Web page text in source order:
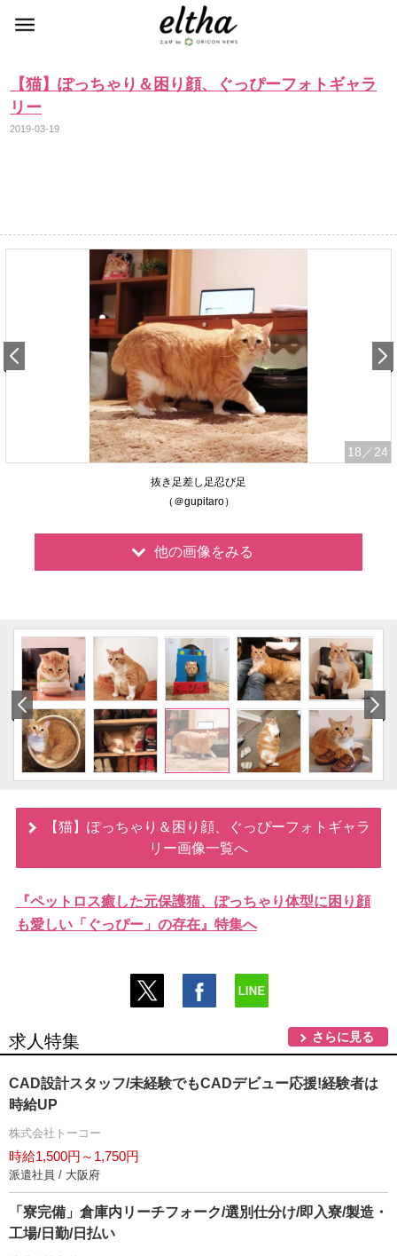
【猫】ぽっちゃり＆困り顔、ぐっぴーフォトギャラ
リー
2019-03-19
18 ／24
抜き足差し足忍び足
（＠gupitaro）
他の画像をみる
【猫】ぽっちゃり＆困り顔、ぐっぴーフォトギャラ
リー画像一覧へ
『ペットロス癒した元保護猫、ぽっちゃり体型に困り顔
も愛しい「ぐっぴー」の存在』特集へ
求人特集 さらに見る
CAD設計スタッフ/未経験でもCADデビュー応援!経験者は
時給UP
株式会社トーコー
時給1,500円～1,750円
派遣社員 / 大阪府
「寮完備」倉庫内リーチフォーク/選別仕分け/即入寮/製造・
工場/日勤/日払い